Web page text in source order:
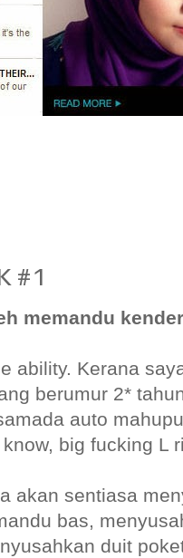
#1
memandu
ability. Kerana
berumur 2*
auto
big fucking L
akan sentiasa
bas,
duit